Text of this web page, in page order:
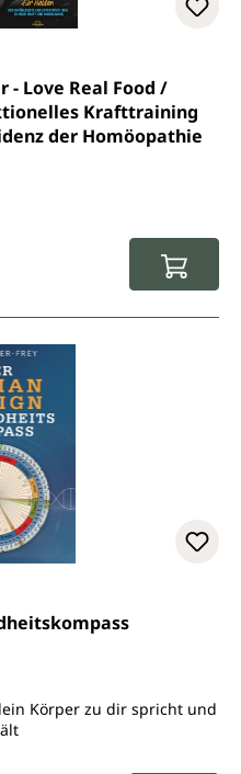
von 5 von 5 Sternen
- Love Real Food /
Krafttraining
der Homöopathie
Körper zu dir spricht und